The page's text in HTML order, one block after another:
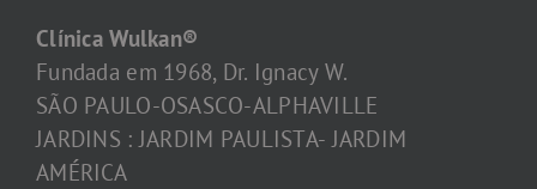
Clínica Wulkan®
Fundada em 1968, Dr. Ignacy W.
SÃO PAULO-OSASCO-ALPHAVILLE
JARDINS : JARDIM PAULISTA- JARDIM
AMÉRICA